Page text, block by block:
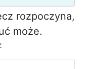
rozpoczyna,
może.